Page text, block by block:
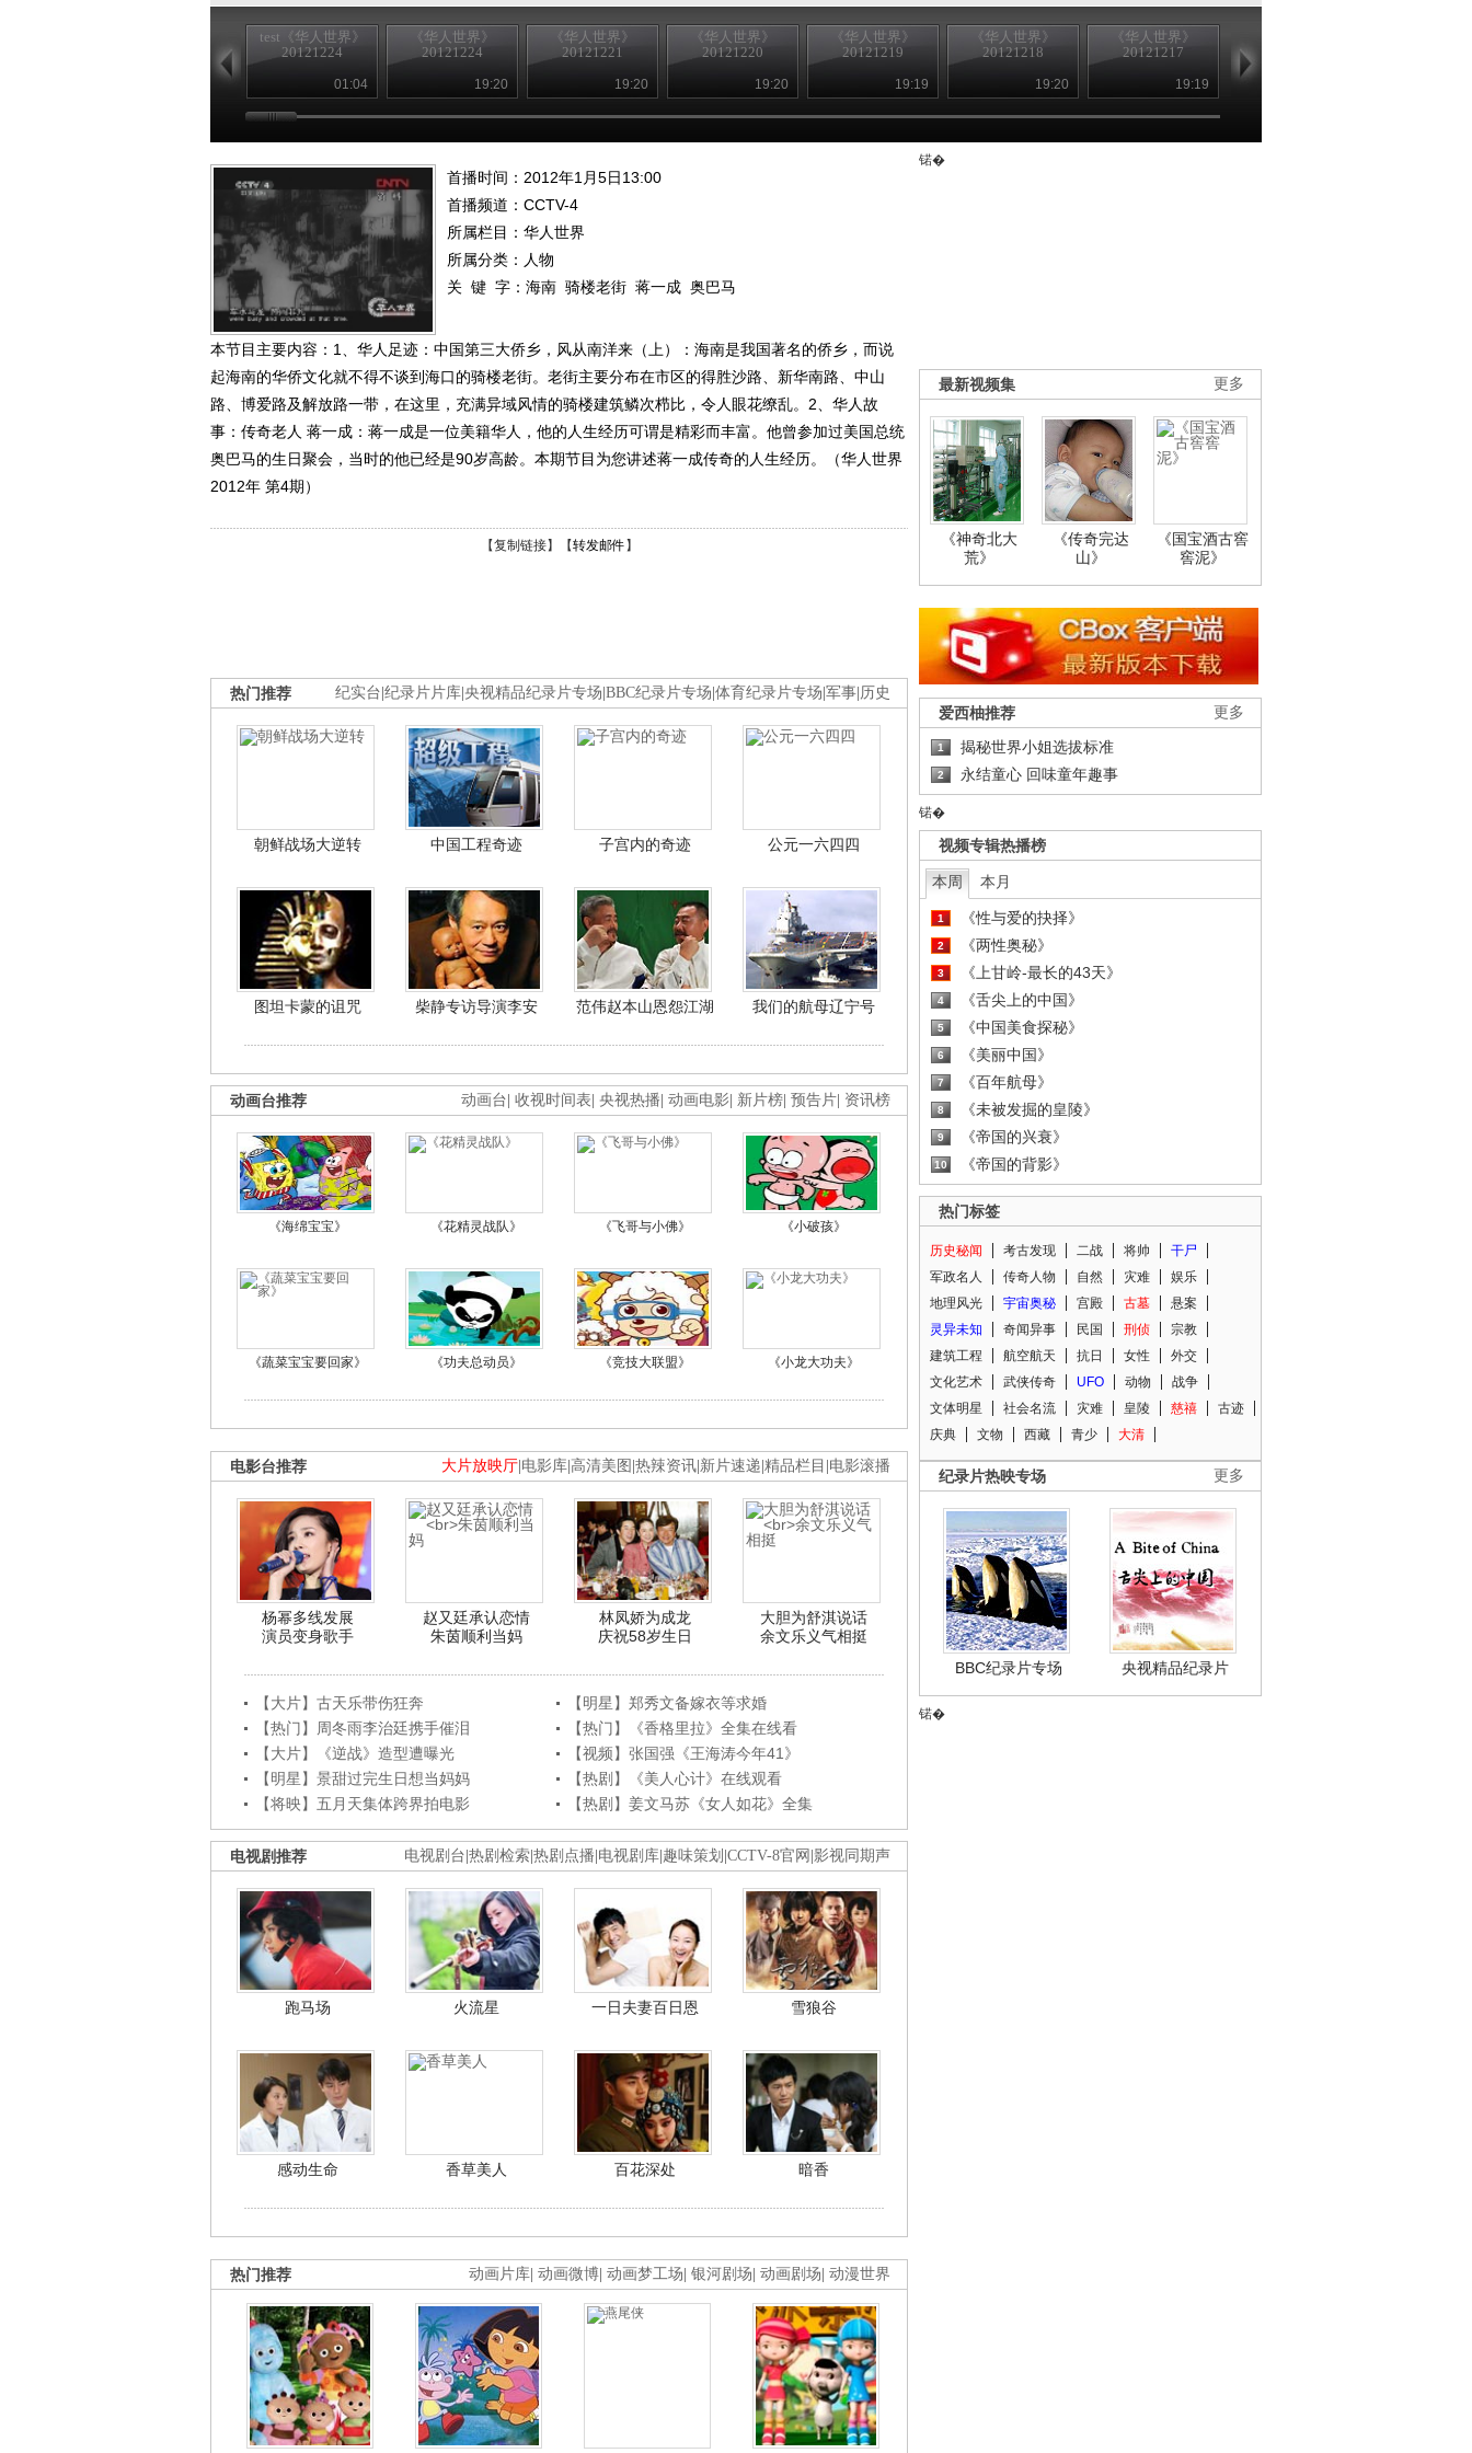
test《华人世界》
20121224
01:04
《华人世界》
20121224
19:20
《华人世界》
20121221
19:20
《华人世界》
20121220
19:20
《华人世界》
20121219
19:19
《华人世界》
20121218
19:20
《华人世界》
20121217
19:19
首播时间：2012年1月5日13:00
首播频道： CCTV-4
所属栏目： 华人世界
所属分类：人物
关 键 字： 海南 骑楼老街 蒋一成 奥巴马
本节目主要内容：1、华人足迹：中国第三大侨乡，风从南洋来（上）：海南是我国著名的侨乡，而说
起海南的华侨文化就不得不谈到海口的骑楼老街。老街主要分布在市区的得胜沙路、新华南路、中山
路、博爱路及解放路一带，在这里，充满异域风情的骑楼建筑鳞次栉比，令人眼花缭乱。2、华人故
事：传奇老人 蒋一成：蒋一成是一位美籍华人，他的人生经历可谓是精彩而丰富。他曾参加过美国总统
奥巴马的生日聚会，当时的他已经是90岁高龄。本期节目为您讲述蒋一成传奇的人生经历。（华人世界
2012年 第4期）
【复制链接】【转发邮件 】
纪实台 纪录片片库 央视精品纪录片专场 BBC纪录片专场 体育纪录片专场 军事 历史
热门推荐
朝鲜战场大逆转 中国工程奇迹 子宫内的奇迹 公元一六四四
图坦卡蒙的诅咒 柴静专访导演李安 范伟赵本山恩怨江湖 我们的航母辽宁号
动画台 收视时间表 央视热播 动画电影 新片榜 预告片 资讯榜
动画台推荐
《海绵宝宝》 《花精灵战队》 《飞哥与小佛》 《小破孩》
《蔬菜宝宝要回家》 《功夫总动员》 《竞技大联盟》 《小龙大功夫》
大片放映厅 电影库 高清美图 热辣资讯 新片速递 精品栏目 电影滚播
电影台推荐
杨幂多线发展
演员变身歌手
赵又廷承认恋情
朱茵顺利当妈
林凤娇为成龙
庆祝58岁生日
大胆为舒淇说话
余文乐义气相挺
【大片】古天乐带伤狂奔
【明星】郑秀文备嫁衣等求婚
【热门】周冬雨李治廷携手催泪
【热门】《香格里拉》全集在线看
【大片】《逆战》造型遭曝光
【视频】张国强《王海涛今年41》
【明星】景甜过完生日想当妈妈
【热剧】《美人心计》在线观看
【将映】五月天集体跨界拍电影
【热剧】姜文马苏《女人如花》全集
电视剧台 热剧检索 热剧点播 电视剧库 趣味策划 CCTV-8官网 影视同期声
电视剧推荐
跑马场 火流星 一日夫妻百日恩 雪狼谷
感动生命 香草美人 百花深处 暗香
动画片库 动画微博 动画梦工场 银河剧场 动画剧场 动漫世界
热门推荐
锘�
更多
最新视频集
《神奇北大
荒》
《传奇完达
山》
《国宝酒古窖
窖泥》
更多
爱西柚推荐
1 揭秘世界小姐选拔标准
2 永结童心 回味童年趣事
锘�
视频专辑热播榜
本周 本月
1 《性与爱的抉择》
2 《两性奥秘》
3 《上甘岭-最长的43天》
4 《舌尖上的中国》
5 《中国美食探秘》
6 《美丽中国》
7 《百年航母》
8 《未被发掘的皇陵》
9 《帝国的兴衰》
10 《帝国的背影》
热门标签
历史秘闻 考古发现 二战 将帅
干尸
军政名人
传奇人物 自然 灾难
娱乐
地理风光
宇宙奥秘 宫殿 古墓
悬案
灵异未知
奇闻异事 民国 刑侦
宗教
建筑工程
航空航天 抗日 女性
外交
文化艺术
武侠传奇 UFO 动物
战争
文体明星
社会名流 灾难 皇陵 慈禧
古迹
庆典
文物 西藏 青少 大清
更多
纪录片热映专场
BBC纪录片专场 央视精品纪录片
锘�